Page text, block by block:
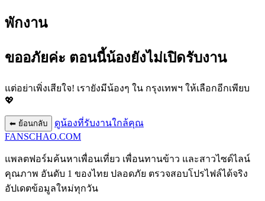
พักงาน
ขออภัยค่ะ ตอนนี้น้องยังไม่เปิดรับงาน
แต่อย่าเพิ่งเสียใจ! เรายังมีน้องๆ ใน กรุงเทพฯ ให้เลือกอีกเพียบ
💖
⬅ ย้อนกลับ
ดูน้องที่รับงานใกล้คุณ
FANSCHAO.COM
แพลตฟอร์มค้นหาเพื่อนเที่ยว เพื่อนทานข้าว และสาวไซด์ไลน์
คุณภาพ อันดับ 1 ของไทย ปลอดภัย ตรวจสอบโปรไฟล์ได้จริง
อัปเดตข้อมูลใหม่ทุกวัน